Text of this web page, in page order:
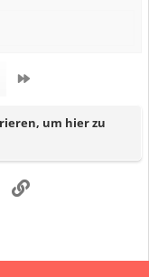
um hier zu
E-Mail